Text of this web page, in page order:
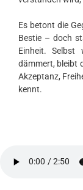
Es betont die
Bestie – doch
Einheit.
dämmert, bleibt
Akzeptanz,
kennt.